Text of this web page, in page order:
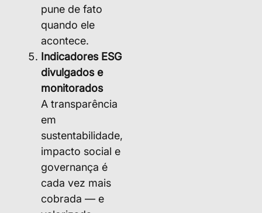
pune de fato
quando ele
acontece.
Indicadores ESG
divulgados e
monitorados
A transparência
em
sustentabilidade,
impacto social e
governança é
cada vez mais
cobrada — e